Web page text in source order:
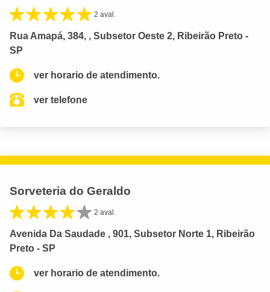
2 aval.
Rua Amapá, 384, , Subsetor Oeste 2, Ribeirão Preto -
SP
ver horario de atendimento.
ver telefone
Sorveteria do Geraldo
2 aval.
Avenida Da Saudade , 901, Subsetor Norte 1, Ribeirão
Preto - SP
ver horario de atendimento.